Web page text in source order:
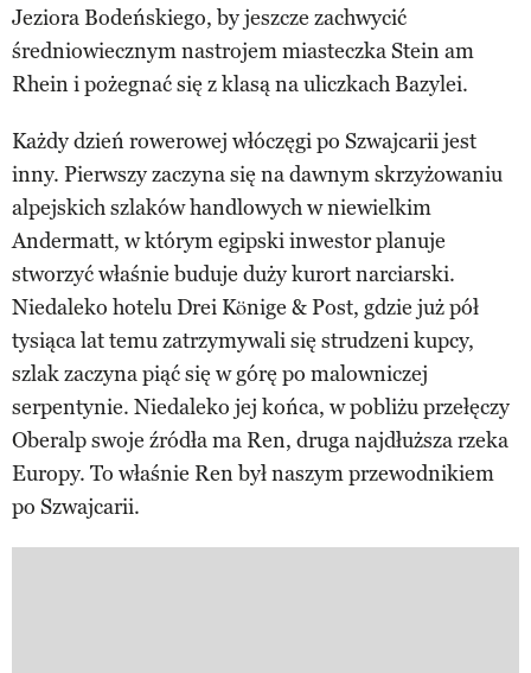
Jeziora Bodeńskiego, by jeszcze zachwycić
średniowiecznym nastrojem miasteczka Stein am
Rhein i pożegnać się z klasą na uliczkach Bazylei.
Każdy dzień rowerowej włóczęgi po Szwajcarii jest
inny. Pierwszy zaczyna się na dawnym skrzyżowaniu
alpejskich szlaków handlowych w niewielkim
Andermatt, w którym egipski inwestor planuje
stworzyć właśnie buduje duży kurort narciarski.
Niedaleko hotelu Drei Könige & Post, gdzie już pół
tysiąca lat temu zatrzymywali się strudzeni kupcy,
szlak zaczyna piąć się w górę po malowniczej
serpentynie. Niedaleko jej końca, w pobliżu przełęczy
Oberalp swoje źródła ma Ren, druga najdłuższa rzeka
Europy. To właśnie Ren był naszym przewodnikiem
po Szwajcarii.